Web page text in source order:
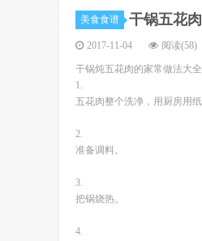
美食食谱 干锅五花
2017-11-04 阅读(58)
干锅炖五花肉的家常做法大
1.
五花肉整个洗净，用厨房用
2.
准备调料。
3.
把锅烧热。
4.